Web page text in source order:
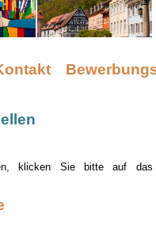
klicken Sie bitte auf das